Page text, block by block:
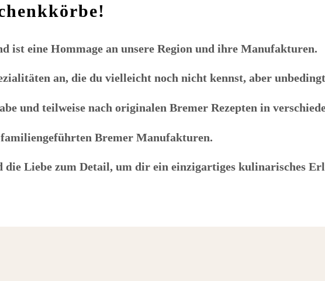
ist eine Hommage an unsere Region und ihre Manufakturen.
an, die du vielleicht noch nicht kennst, aber
und teilweise nach originalen Bremer Rezepten in
familiengeführten Bremer Manufakturen.
Liebe zum Detail, um dir ein einzigartiges kulinarisches